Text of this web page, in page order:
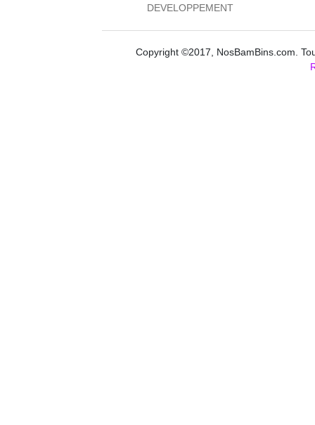
DEVELOPPEMENT
Copyright ©2017, NosBamBins.com.